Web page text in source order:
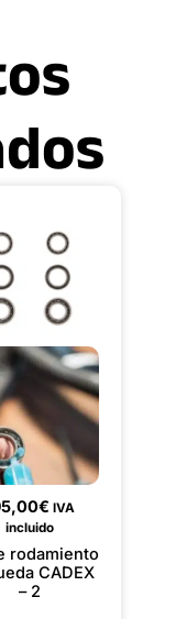
€ IVA
incluido
rodamiento
CADEX
– 2